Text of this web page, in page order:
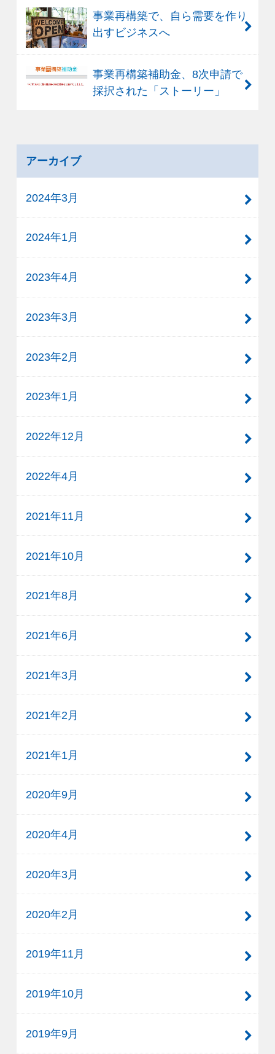
事業再構築で、自ら需要を作り
出すビジネスへ
事業再構築補助金、8次申請で
採択された「ストーリー」
アーカイブ
2024年3月
2024年1月
2023年4月
2023年3月
2023年2月
2023年1月
2022年12月
2022年4月
2021年11月
2021年10月
2021年8月
2021年6月
2021年3月
2021年2月
2021年1月
2020年9月
2020年4月
2020年3月
2020年2月
2019年11月
2019年10月
2019年9月